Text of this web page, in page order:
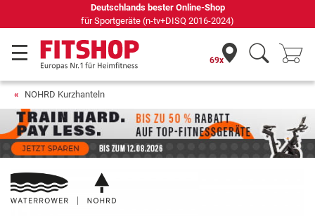
Seit 42 Jahren Ihr Experte für Heimfitness
69x
NOHRD Kurzhanteln